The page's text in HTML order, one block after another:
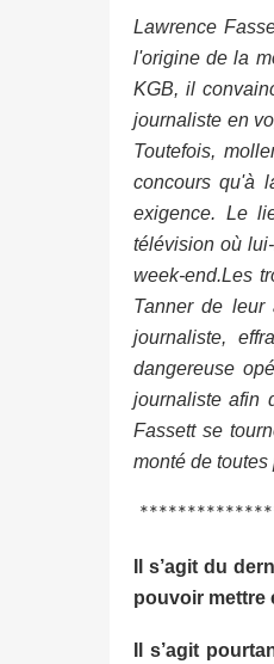
Lawrence
l'origine de la
KGB, il
journaliste en
Toutefois,
concours qu'à
exigence. Le
télévision où
week-end.Les
Tanner de leur
journaliste,
dangereuse
journaliste afin
Fassett se
monté de
Il s’agit du
pouvoir mettre
Il s’agit